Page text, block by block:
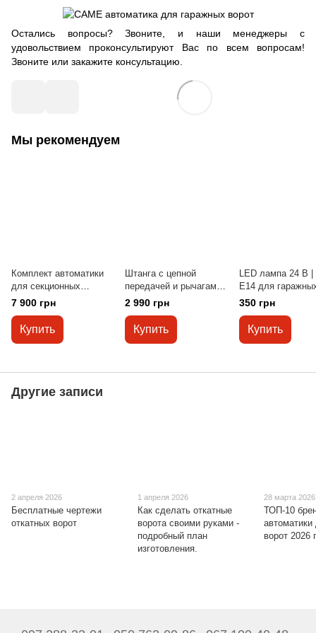
Остались вопросы? Звоните, и наши менеджеры с
удовольствием проконсультируют Вас по всем вопросам!
Звоните или закажите консультацию.
Мы рекомендуем
Комплект автоматики
для секционных
гаражных ворот GANT
GM800/3000
7 900 грн
Купить
Штанга с цепной
передачей и рычагами
для гаражных
приводов
PROFESSIONAL G-
1000-1200/7800 (GANT)
2 990 грн
Купить
LED лампа 24 В |
E14 для
приводов
350 грн
Купить
Другие записи
2 апреля 2026
Бесплатные чертежи
откатных ворот
1 апреля 2026
Как сделать откатные
ворота своими руками -
подробный план
изготовления.
28 марта 2026
ТОП-10
ворот 2026